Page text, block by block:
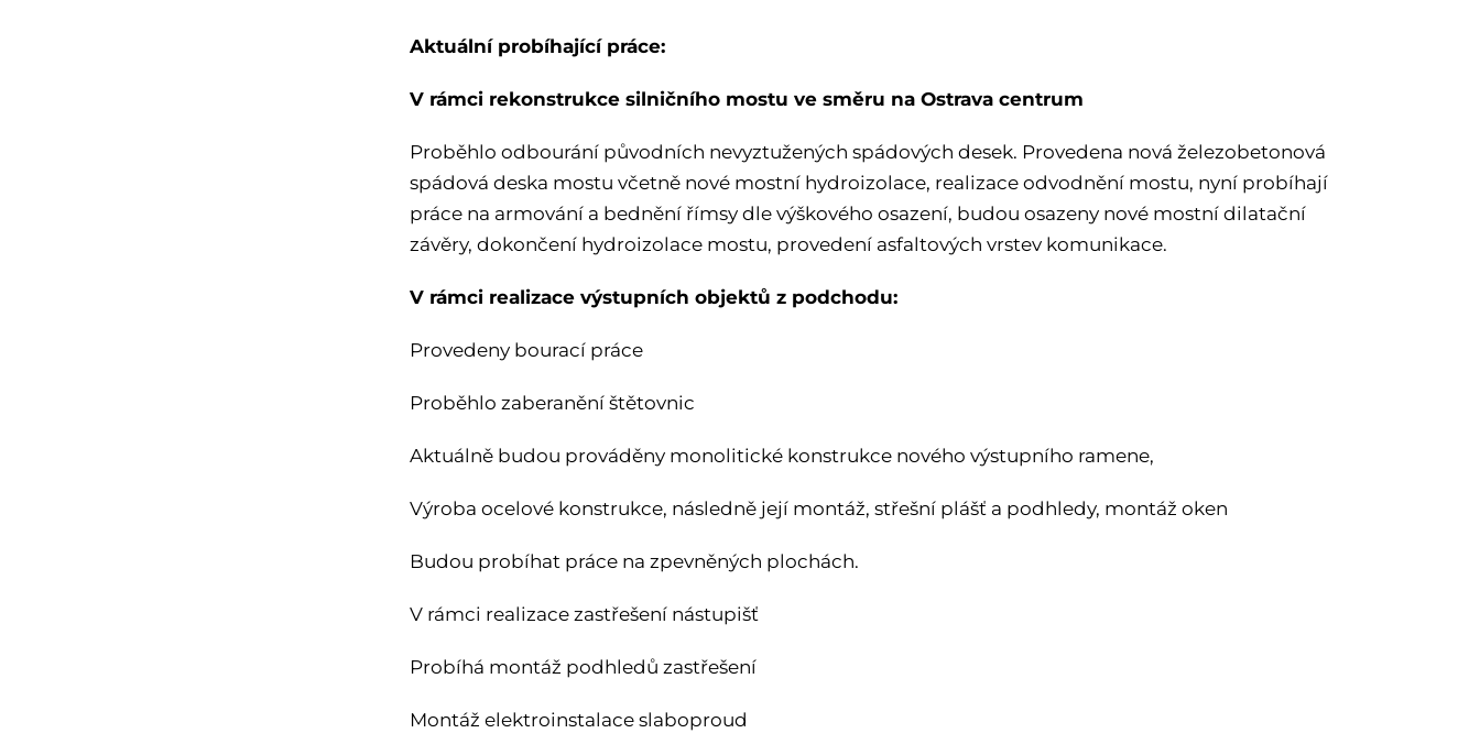
Aktuální probíhající práce:
V rámci rekonstrukce silničního mostu ve směru na Ostrava centrum
Proběhlo odbourání původních nevyztužených spádových desek. Provedena nová železobetonová
spádová deska mostu včetně nové mostní hydroizolace, realizace odvodnění mostu, nyní probíhají
práce na armování a bednění římsy dle výškového osazení, budou osazeny nové mostní dilatační
závěry, dokončení hydroizolace mostu, provedení asfaltových vrstev komunikace.
V rámci realizace výstupních objektů z podchodu:
Provedeny bourací práce
Proběhlo zaberanění štětovnic
Aktuálně budou prováděny monolitické konstrukce nového výstupního ramene,
Výroba ocelové konstrukce, následně její montáž, střešní plášť a podhledy, montáž oken
Budou probíhat práce na zpevněných plochách.
V rámci realizace zastřešení nástupišť
Probíhá montáž podhledů zastřešení
Montáž elektroinstalace slaboproud